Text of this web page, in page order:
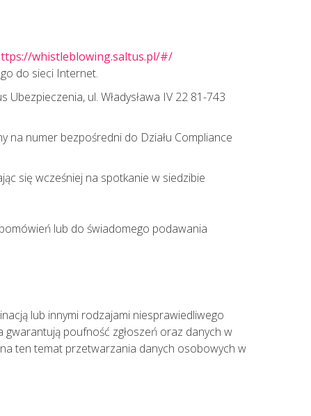
whistleblowing.saltus.pl/#/
do sieci Internet.
ul. Władysława IV 22 81-743
na numer bezpośredni do Działu Compliance
się wcześniej na spotkanie w siedzibie
lub do świadomego podawania
lub innymi rodzajami niesprawiedliwego
poufność zgłoszeń oraz danych w
ten temat przetwarzania danych osobowych w